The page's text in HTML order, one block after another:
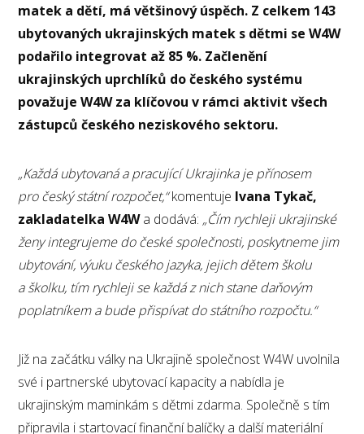
matek a dětí, má většinový úspěch. Z celkem 143
ubytovaných ukrajinských matek s dětmi se W4W
podařilo integrovat až 85 %. Začlenění
ukrajinských uprchlíků do českého systému
považuje W4W za klíčovou v rámci aktivit všech
zástupců českého neziskového sektoru.
„Každá ubytovaná a pracující Ukrajinka je přínosem
pro český státní rozpočet,“ komentuje Ivana Tykač,
zakladatelka W4Wa dodává: „Čím rychleji ukrajinské
ženy integrujeme do české společnosti, poskytneme jim
ubytování, výuku českého jazyka, jejich dětem školu
a školku, tím rychleji se každá z nich stane daňovým
poplatníkem a bude přispívat do státního rozpočtu.“
Již na začátku války na Ukrajině společnost W4W uvolnila
své i partnerské ubytovací kapacity a nabídla je
ukrajinským maminkám s dětmi zdarma. Společně s tím
připravila i startovací finanční balíčky a další materiální